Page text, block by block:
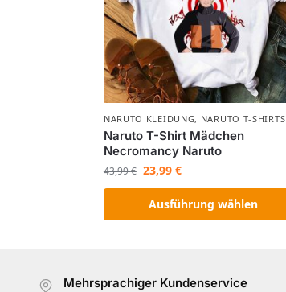
NARUTO KLEIDUNG, NARUTO T-SHIRTS
Naruto T-Shirt Mädchen
Necromancy Naruto
43,99€ 23,99 €
Ausführung wählen
Mehrsprachiger Kundenservice